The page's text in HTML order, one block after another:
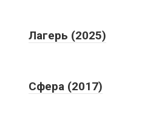
Лагерь (2025)
Сфера (2017)